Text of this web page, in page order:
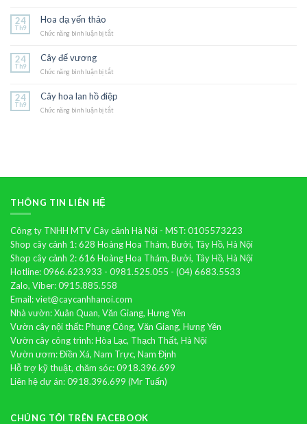
24
Th9
Hoa dạ yến thảo
Chức năng bình luận bị tắt
24
Th9
Cây đế vương
Chức năng bình luận bị tắt
vương
24
Th9
Cây hoa lan hồ điệp
Chức năng bình luận bị tắt
THÔNG TIN LIÊN HỆ
Công ty TNHH MTV Cây cảnh Hà Nội - MST: 0105573223
Shop cây cảnh 1: 628 Hoàng Hoa Thám, Bưởi, Tây Hồ, Hà Nội
Shop cây cảnh 2: 616 Hoàng Hoa Thám, Bưởi, Tây Hồ, Hà Nội
Hotline: 0966.623.933 - 0981.525.055 - (04) 6683.5533
Zalo, Viber: 0915.885.558
Email: viet@caycanhhanoi.com
Nhà vườn: Xuân Quan, Văn Giang, Hưng Yên
Vườn cây nội thất: Phụng Công, Văn Giang, Hưng Yên
Vườn cây công trình: Hòa Lạc, Thạch Thất, Hà Nội
Vườn ươm: Điền Xá, Nam Trực, Nam Định
Hỗ trợ kỹ thuật, chăm sóc: 0918.396.699
Liên hệ dự án: 0918.396.699 (Mr Tuấn)
CHÚNG TÔI TRÊN FACEBOOK